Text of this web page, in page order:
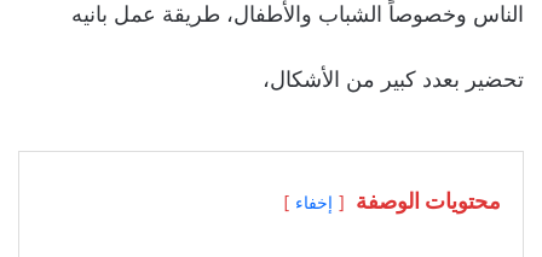
الناس وخصوصاً الشباب والأطفال، طريقة عمل بانيه
تحضير بعدد كبیر من الأشكال،
محتويات الوصفة إخفاء